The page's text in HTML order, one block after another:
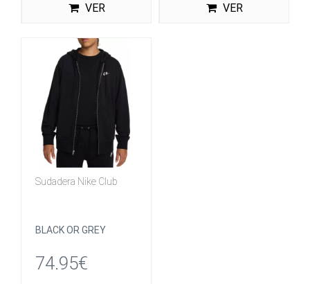
VER VER
Sudadera Nike Club
BLACK OR GREY
74.95€